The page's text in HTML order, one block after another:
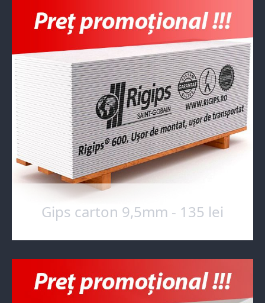
Gips carton 9,5mm - 135 lei